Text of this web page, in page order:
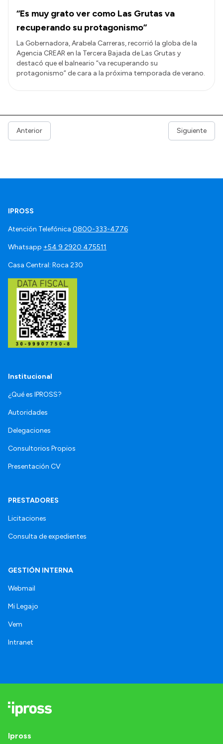
“Es muy grato ver como Las Grutas va
recuperando su protagonismo”
La Gobernadora, Arabela Carreras, recorrió la globa de la
Agencia CREAR en la Tercera Bajada de Las Grutas y
destacó que el balneario “va recuperando su
protagonismo” de cara a la próxima temporada de verano.
Anterior Siguiente
IPROSS
Atención Telefónica 0800-333-4776
Whatsapp +54 9 2920 475511
Casa Central: Roca 230
Institucional
¿Qué es IPROSS?
Autoridades
Delegaciones
Consultorios Propios
Presentación CV
PRESTADORES
Licitaciones
Consulta de expedientes
GESTIÓN INTERNA
Webmail
Mi Legajo
Vem
Intranet
Ipross